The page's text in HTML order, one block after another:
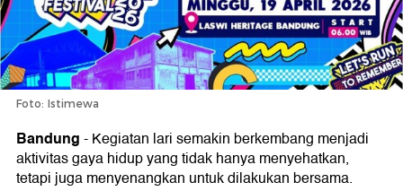
Foto: Istimewa
Bandung-Kegiatan lari semakin berkembang menjadi
aktivitas gaya hidup yang tidak hanya menyehatkan,
tetapi juga menyenangkan untuk dilakukan bersama.